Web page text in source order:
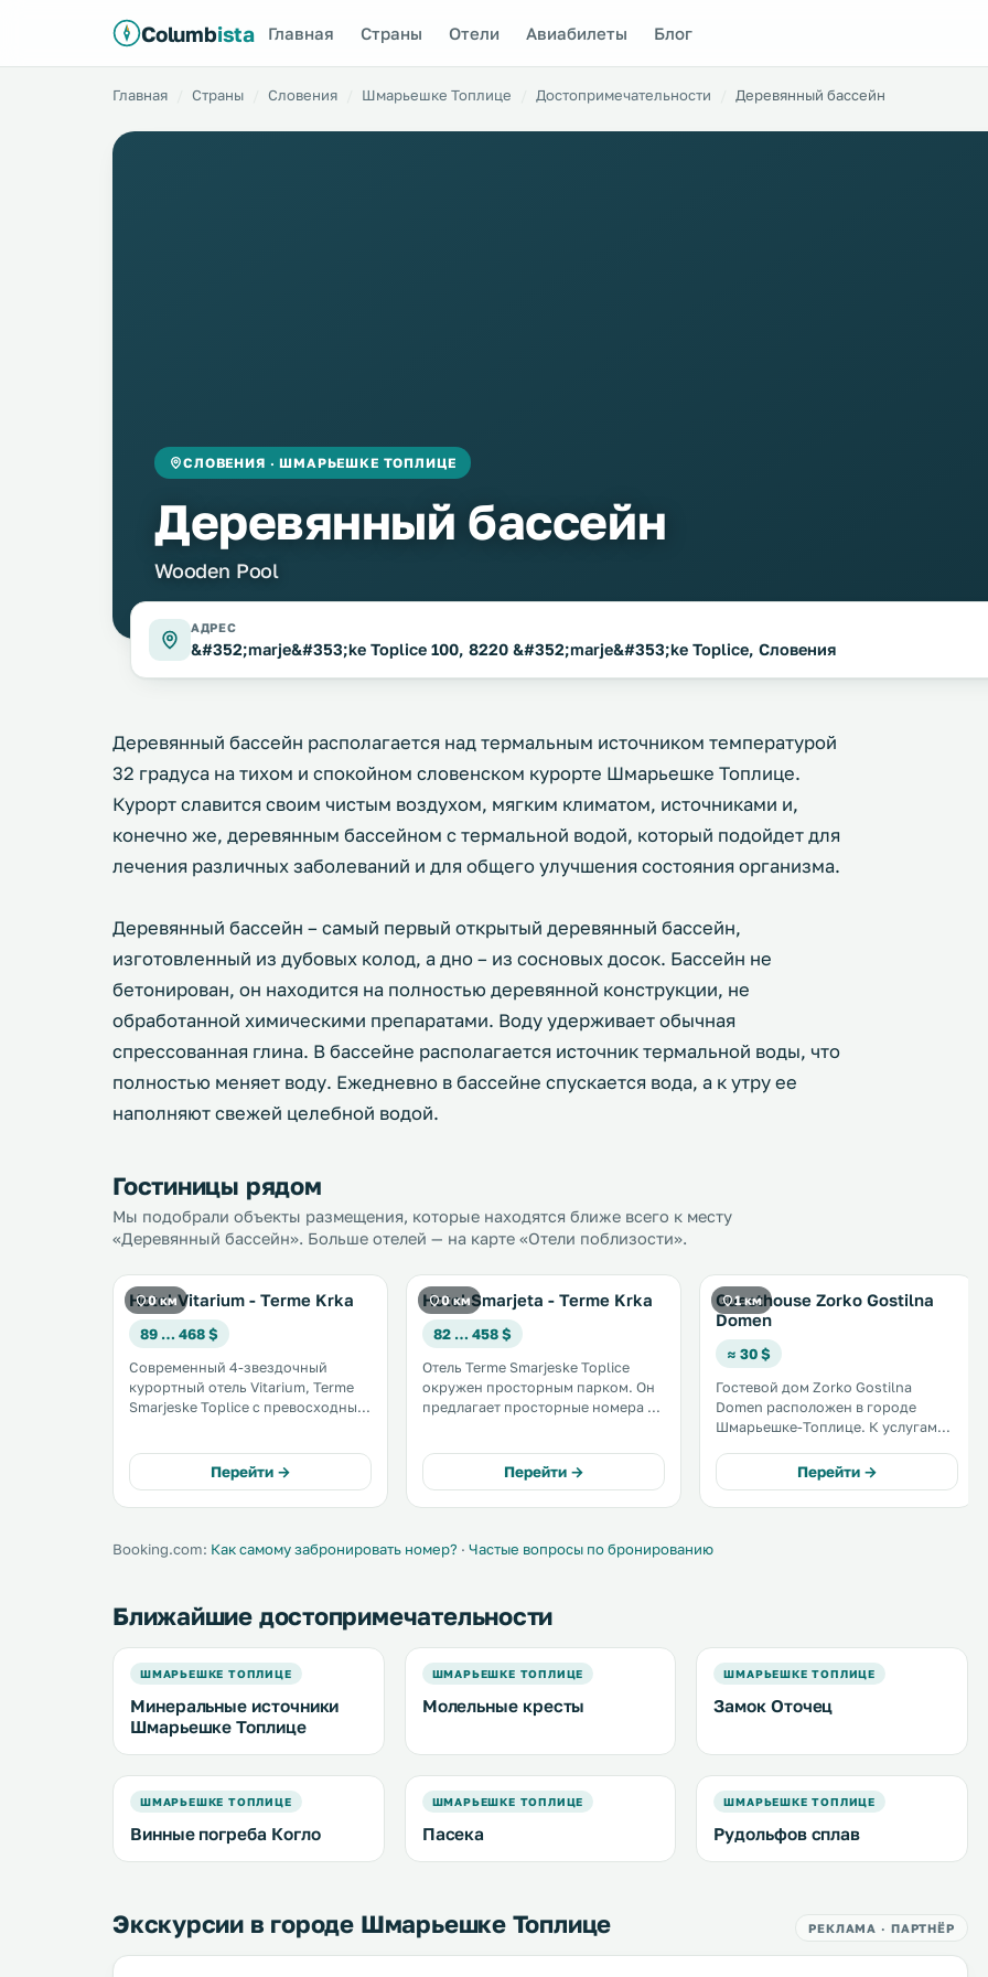
Columbista Главная Страны Отели Авиабилеты Блог
Главная Страны Словения Шмарьешке Топлице Достопримечательности Деревянный бассейн
СЛОВЕНИЯ · ШМАРЬЕШКЕ ТОПЛИЦЕ
Деревянный бассейн
Wooden Pool
АДРЕС
&#352;marje&#353;ke Toplice 100, 8220 &#352;marje&#353;ke Toplice, Словения
Деревянный бассейн располагается над термальным источником температурой
32 градуса на тихом и спокойном словенском курорте Шмарьешке Топлице.
Курорт славится своим чистым воздухом, мягким климатом, источниками и,
конечно же, деревянным бассейном с термальной водой, который подойдет для
лечения различных заболеваний и для общего улучшения состояния организма.
Деревянный бассейн – самый первый открытый деревянный бассейн,
изготовленный из дубовых колод, а дно – из сосновых досок. Бассейн не
бетонирован, он находится на полностью деревянной конструкции, не
обработанной химическими препаратами. Воду удерживает обычная
спрессованная глина. В бассейне располагается источник термальной воды, что
полностью меняет воду. Ежедневно в бассейне спускается вода, а к утру ее
наполняют свежей целебной водой.
Гостиницы рядом
Мы подобрали объекты размещения, которые находятся ближе всего к месту
«Деревянный бассейн». Больше отелей — на карте «Отели поблизости».
0 км
Hotel Vitarium - Terme Krka
89 … 468 $
Современный 4-звездочный
курортный отель Vitarium, Terme
Smarjeske Toplice с превосходным
ландшафтного парка. К услугам
гостей спа-салон, в котором
проводятся разнообразные
Перейти →
0 км
Hotel Smarjeta - Terme Krka
82 … 458 $
Отель Terme Smarjeske Toplice
окружен просторным парком. Он
предлагает просторные номера с
термальных бассейнов и спа-
салона Vitarium & Clinique с
оздоровительными процедурами.
Перейти →
1 км
Guesthouse Zorko Gostilna
Domen
≈ 30 $
Гостевой дом Zorko Gostilna
Domen расположен в городе
Шмарьешке-Топлице. К услугам
ресторан, бесплатный WiFi и
прокат велосипедов. Также на
территории гостевого дома гости
Перейти →
Booking.com: Как самому забронировать номер? · Частые вопросы по бронированию
Ближайшие достопримечательности
ШМАРЬЕШКЕ ТОПЛИЦЕ
Минеральные источники
Шмарьешке Топлице
ШМАРЬЕШКЕ ТОПЛИЦЕ
Молельные кресты
ШМАРЬЕШКЕ ТОПЛИЦЕ
Замок Оточец
ШМАРЬЕШКЕ ТОПЛИЦЕ
Винные погреба Когло
ШМАРЬЕШКЕ ТОПЛИЦЕ
Пасека
ШМАРЬЕШКЕ ТОПЛИЦЕ
Рудольфов сплав
Экскурсии в городе Шмарьешке Топлице РЕКЛАМА · ПАРТНЁР